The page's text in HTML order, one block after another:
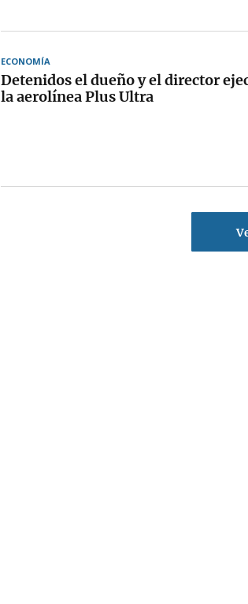
ECONOMÍA
Detenidos el dueño y el director
la aerolínea Plus Ultra